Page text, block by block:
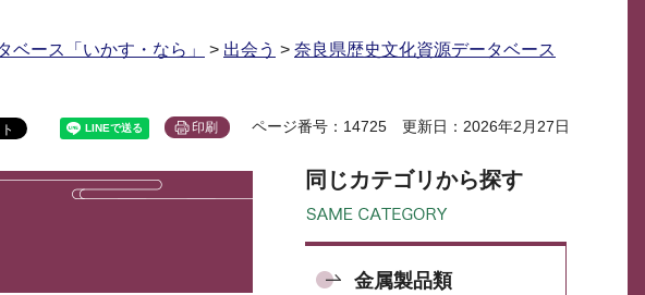
ベース「いかす・なら」 > 出会う > 奈良県歴史文化資源データベース
印刷 ページ番号：14725 更新日：2026年2月27日
同じカテゴリから探す
金属製品類